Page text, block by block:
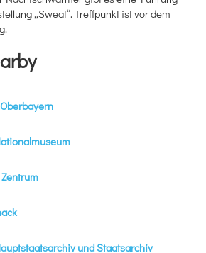
„Sweat“. Treffpunkt ist vor dem
und Staatsarchiv